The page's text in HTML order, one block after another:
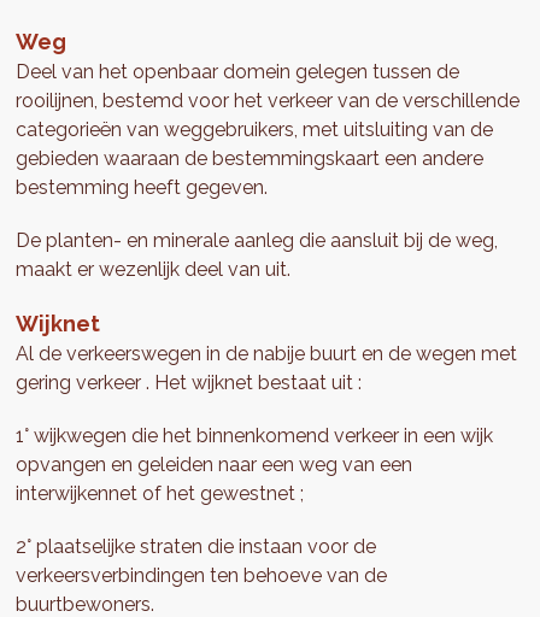
Weg
Deel van het openbaar domein gelegen tussen de
rooilijnen, bestemd voor het verkeer van de verschillende
categorieën van weggebruikers, met uitsluiting van de
gebieden waaraan de bestemmingskaart een andere
bestemming heeft gegeven.
De planten- en minerale aanleg die aansluit bij de weg,
maakt er wezenlijk deel van uit.
Wijknet
Al de verkeerswegen in de nabije buurt en de wegen met
gering verkeer . Het wijknet bestaat uit :
1° wijkwegen die het binnenkomend verkeer in een wijk
opvangen en geleiden naar een weg van een
interwijkennet of het gewestnet ;
2° plaatselijke straten die instaan voor de
verkeersverbindingen ten behoeve van de
buurtbewoners.